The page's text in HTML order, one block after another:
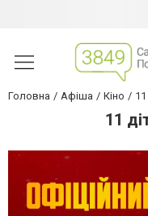
Головна Афіша Кіно
11